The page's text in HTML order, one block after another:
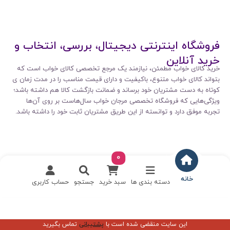
این سایت منقضی شده است با پشتیبانی تماس بگیرید
خانه دسته بندی ها
0
سبد خرید جستجو حساب کاربری
فروشگاه اینترنتی دیجیتال، بررسی، انتخاب و
خرید آنلاین
خرید کالای خواب مطمئن، نیازمند یک مرجع تخصصی کالای خواب است که
بتواند کالای خواب متنوع، باکیفیت و دارای قیمت مناسب را در مدت زمان ی
کوتاه به دست مشتریان خود برساند و ضمانت بازگشت کالا هم داشته باشد؛
ویژگی‌هایی که فروشگاه تخصصی مرجان خواب سال‌هاست بر روی آن‌ها
تجربه موفق دارد و توانسته از این طریق مشتریان ثابت خود را داشته باشد.